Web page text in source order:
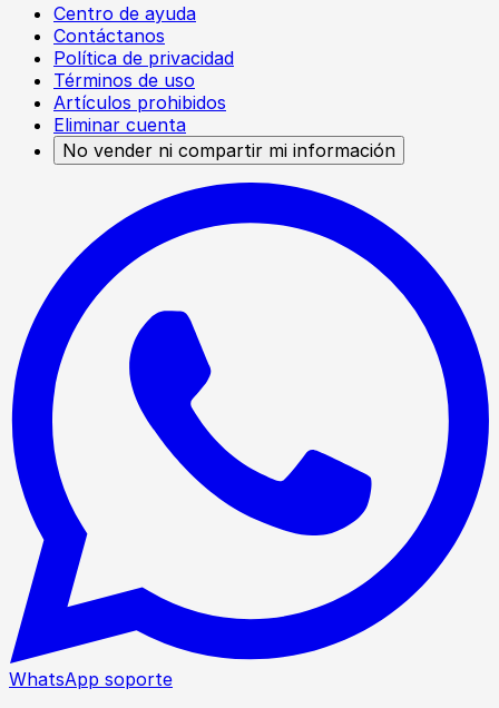
Centro de ayuda
Contáctanos
Política de privacidad
Términos de uso
Artículos prohibidos
Eliminar cuenta
No vender ni compartir mi información
WhatsApp soporte